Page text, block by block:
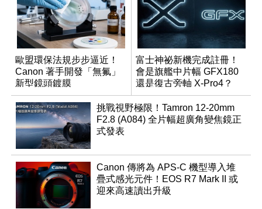
歐盟環保法規步步逼近！
Canon 著手開發「無氟」
新型鏡頭鍍膜
富士神祕新機完成註冊！
會是旗艦中片幅 GFX180
還是復古旁軸 X-Pro4？
挑戰視野極限！Tamron 12-20mm
F2.8 (A084) 全片幅超廣角變焦鏡正
式發表
Canon 傳將為 APS-C 機型導入堆
疊式感光元件！EOS R7 Mark II 或
迎來高速讀出升級